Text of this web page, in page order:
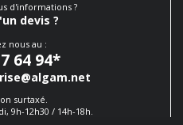
d'informations ?
devis ?
nous au :
64 94*
surtaxé.
9h-12h30 / 14h-18h.